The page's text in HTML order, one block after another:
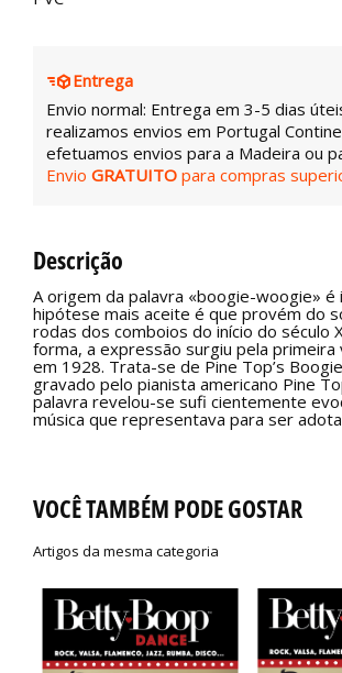
Entrega
Envio normal: Entrega em 3-5 dias
realizamos envios em Portugal
efetuamos envios para a Madeira ou
Envio GRATUITO para compras
Descrição
A origem da palavra «boogie-woogie» é
hipótese mais aceite é que provém do
rodas dos comboios do início do século
forma, a expressão surgiu pela primeira
em 1928. Trata-se de Pine Top’s
gravado pelo pianista americano Pine
palavra revelou-se sufi cientemente
música que representava para ser
VOCÊ TAMBÉM PODE GOSTAR
Artigos da mesma categoria